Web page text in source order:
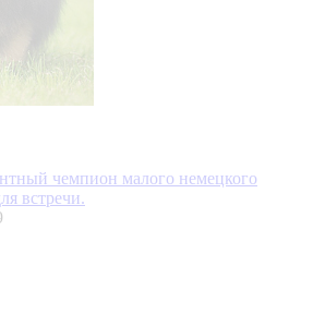
чемпион малого немецкого
встречи.